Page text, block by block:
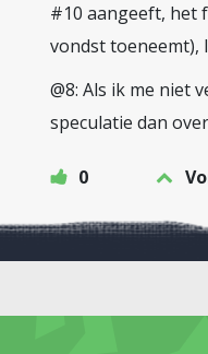
#10 aangeeft, het
vondst toeneemt),
@8: Als ik me niet
speculatie dan
0